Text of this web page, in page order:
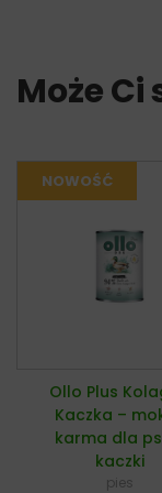
Może
Ollo Plus
Kaczka –
karma dla
kaczki
pies